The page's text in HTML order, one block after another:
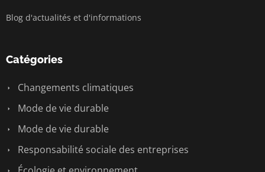
Blog d'actualités et d'informations
Catégories
Changements climatiques
Mode de vie durable
Mode de vie durable
Responsabilité sociale des entreprises